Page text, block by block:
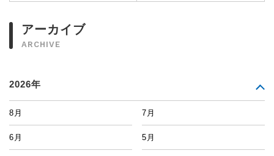
アーカイブ
ARCHIVE
2026年
8月 7月
6月 5月